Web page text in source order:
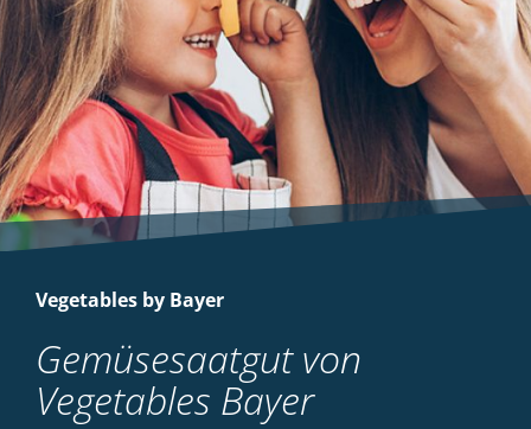
Vegetables by Bayer
Gemüsesaatgut von
Vegetables Bayer